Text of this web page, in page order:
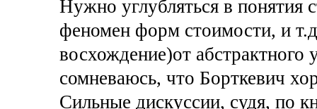
Нужно углубляться в понятия
феномен форм стоимости, и
восхождение)от абстрактного
сомневаюсь, что Борткевич
Сильные дискуссии, судя, по